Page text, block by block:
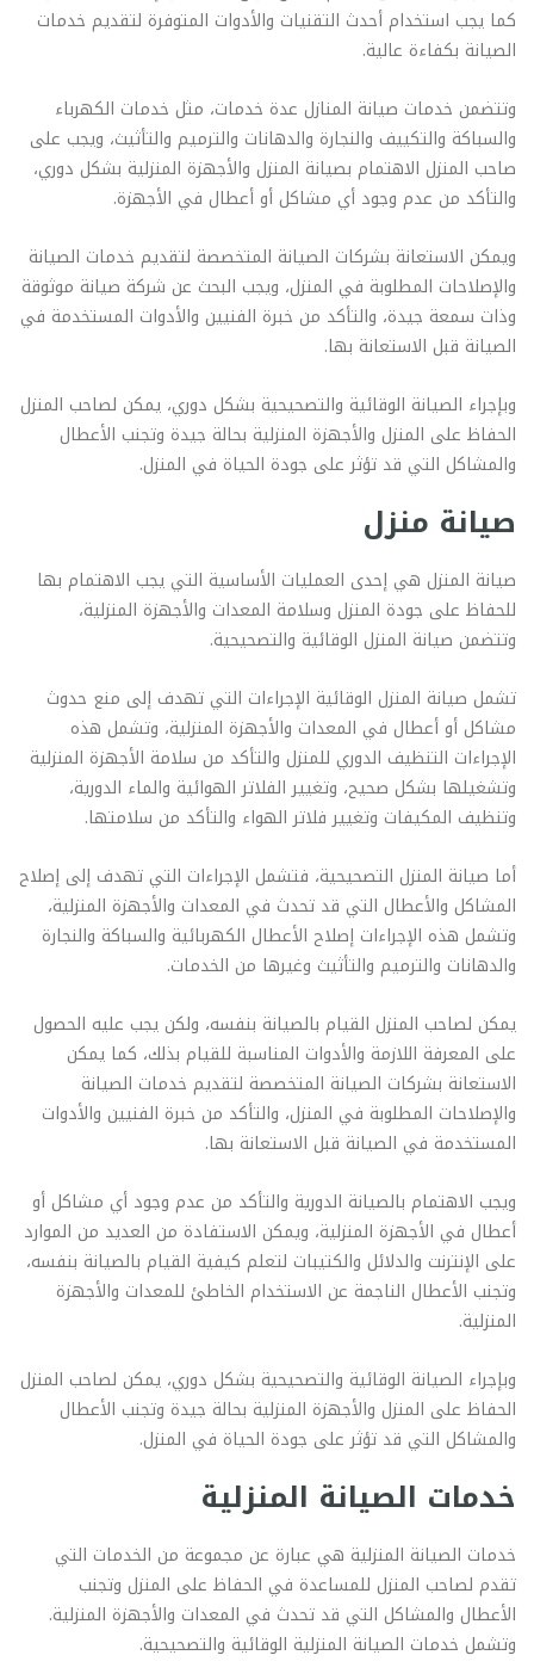
كما يجب استخدام أحدث التقنيات والأدوات المتوفرة لتقديم خدمات
الصيانة بكفاءة عالية.
وتتضمن خدمات صيانة المنازل عدة خدمات، مثل خدمات الكهرباء
والسباكة والتكييف والنجارة والدهانات والترميم والتأثيث، ويجب على
صاحب المنزل الاهتمام بصيانة المنزل والأجهزة المنزلية بشكل دوري،
والتأكد من عدم وجود أي مشاكل أو أعطال في الأجهزة.
ويمكن الاستعانة بشركات الصيانة المتخصصة لتقديم خدمات الصيانة
والإصلاحات المطلوبة في المنزل، ويجب البحث عن شركة صيانة موثوقة
وذات سمعة جيدة، والتأكد من خبرة الفنيين والأدوات المستخدمة في
الصيانة قبل الاستعانة بها.
وبإجراء الصيانة الوقائية والتصحيحية بشكل دوري، يمكن لصاحب المنزل
الحفاظ على المنزل والأجهزة المنزلية بحالة جيدة وتجنب الأعطال
والمشاكل التي قد تؤثر على جودة الحياة في المنزل.
صيانة منزل
صيانة المنزل هي إحدى العمليات الأساسية التي يجب الاهتمام بها
للحفاظ على جودة المنزل وسلامة المعدات والأجهزة المنزلية،
وتتضمن صيانة المنزل الوقائية والتصحيحية.
تشمل صيانة المنزل الوقائية الإجراءات التي تهدف إلى منع حدوث
مشاكل أو أعطال في المعدات والأجهزة المنزلية، وتشمل هذه
الإجراءات التنظيف الدوري للمنزل والتأكد من سلامة الأجهزة المنزلية
وتشغيلها بشكل صحيح، وتغيير الفلاتر الهوائية والماء الدورية،
وتنظيف المكيفات وتغيير فلاتر الهواء والتأكد من سلامتها.
أما صيانة المنزل التصحيحية، فتشمل الإجراءات التي تهدف إلى إصلاح
المشاكل والأعطال التي قد تحدث في المعدات والأجهزة المنزلية،
وتشمل هذه الإجراءات إصلاح الأعطال الكهربائية والسباكة والنجارة
والدهانات والترميم والتأثيث وغيرها من الخدمات.
يمكن لصاحب المنزل القيام بالصيانة بنفسه، ولكن يجب عليه الحصول
على المعرفة اللازمة والأدوات المناسبة للقيام بذلك، كما يمكن
الاستعانة بشركات الصيانة المتخصصة لتقديم خدمات الصيانة
والإصلاحات المطلوبة في المنزل، والتأكد من خبرة الفنيين والأدوات
المستخدمة في الصيانة قبل الاستعانة بها.
ويجب الاهتمام بالصيانة الدورية والتأكد من عدم وجود أي مشاكل أو
أعطال في الأجهزة المنزلية، ويمكن الاستفادة من العديد من الموارد
على الإنترنت والدلائل والكتيبات لتعلم كيفية القيام بالصيانة بنفسه،
وتجنب الأعطال الناجمة عن الاستخدام الخاطئ للمعدات والأجهزة
المنزلية.
وبإجراء الصيانة الوقائية والتصحيحية بشكل دوري، يمكن لصاحب المنزل
الحفاظ على المنزل والأجهزة المنزلية بحالة جيدة وتجنب الأعطال
والمشاكل التي قد تؤثر على جودة الحياة في المنزل.
خدمات الصيانة المنزلية
خدمات الصيانة المنزلية هي عبارة عن مجموعة من الخدمات التي
تقدم لصاحب المنزل للمساعدة في الحفاظ على المنزل وتجنب
الأعطال والمشاكل التي قد تحدث في المعدات والأجهزة المنزلية.
وتشمل خدمات الصيانة المنزلية الوقائية والتصحيحية.